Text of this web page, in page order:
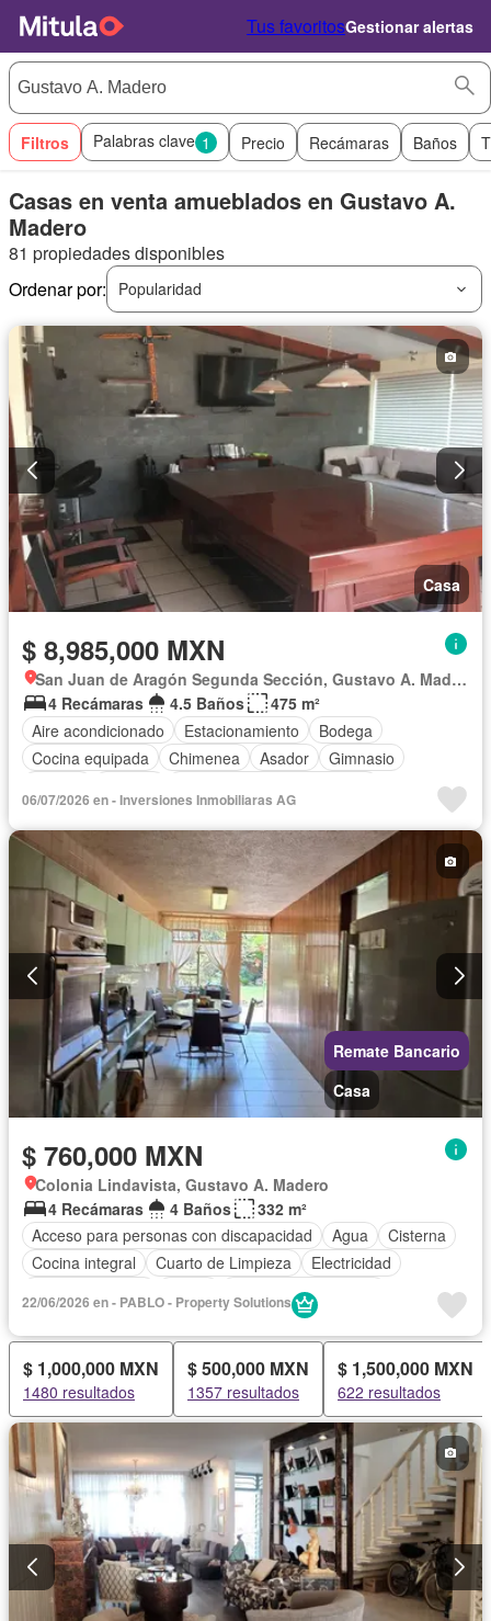
Tus favoritosGestionar alertas
Filtros Palabras clave 1 Precio Recámaras Baños
Casas en venta amueblados en Gustavo A.
Madero
81 propiedades disponibles
Ordenar por:
Popularidad
Casa
$ 8,985,000 MXN
San Juan de Aragón Segunda Sección, Gustavo A. Madero
4 Recámaras
4.5 Baños
475 m²
Aire acondicionado
Estacionamiento
Bodega
Cocina equipada
Chimenea Asador
Gimnasio
06/07/2026 en - Inversiones Inmobiliaras AG
Remate Bancario
Casa
$ 760,000 MXN
Colonia Lindavista, Gustavo A. Madero
4 Recámaras
4 Baños
332 m²
Acceso para personas con discapacidad
Agua
Cisterna
Cocina integral
Cuarto de Limpieza
Electricidad
Recámara con closet
22/06/2026 en - PABLO - Property Solutions
$ 1,000,000 MXN
1480 resultados
$ 500,000 MXN
1357 resultados
$ 1,500,000 MXN
622 resultados